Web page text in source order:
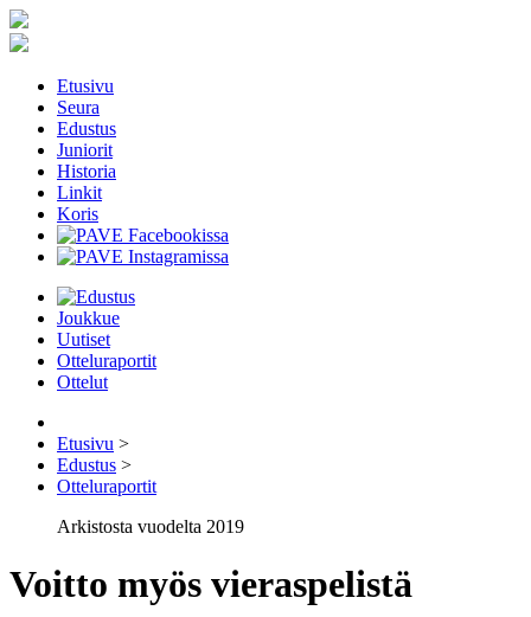
Etusivu
Seura
Edustus
Juniorit
Historia
Linkit
Koris
Joukkue
Uutiset
Otteluraportit
Ottelut
Etusivu >
Edustus >
Otteluraportit
Arkistosta vuodelta 2019
Voitto myös vieraspelistä